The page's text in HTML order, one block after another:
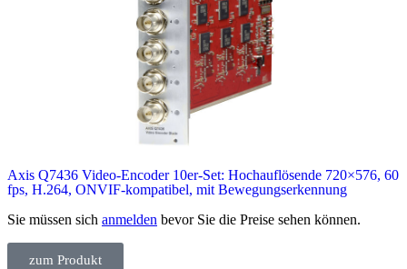
Axis Q7436 Video-Encoder 10er-Set: Hochauflösende 720×576, 60
fps, H.264, ONVIF-kompatibel, mit Bewegungserkennung
Sie müssen sich anmelden bevor Sie die Preise sehen können.
zum Produkt